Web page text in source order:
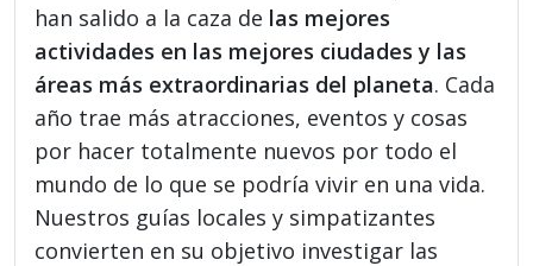
han salido a la caza de las mejores
actividades en las mejores ciudades y las
áreas más extraordinarias del planeta. Cada
año trae más atracciones, eventos y cosas
por hacer totalmente nuevos por todo el
mundo de lo que se podría vivir en una vida.
Nuestros guías locales y simpatizantes
convierten en su objetivo investigar las